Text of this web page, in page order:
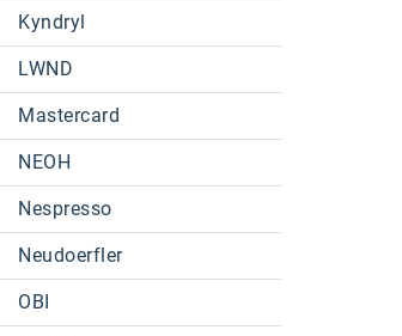
Kyndryl
LWND
Mastercard
NEOH
Nespresso
Neudoerfler
OBI